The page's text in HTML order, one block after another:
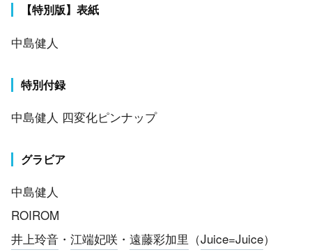
【特別版】表紙
中島健人
特別付録
中島健人 四変化ピンナップ
グラビア
中島健人
ROIROM
井上玲音 ・ 江端妃咲 ・ 遠藤彩加里 （Juice=Juice）